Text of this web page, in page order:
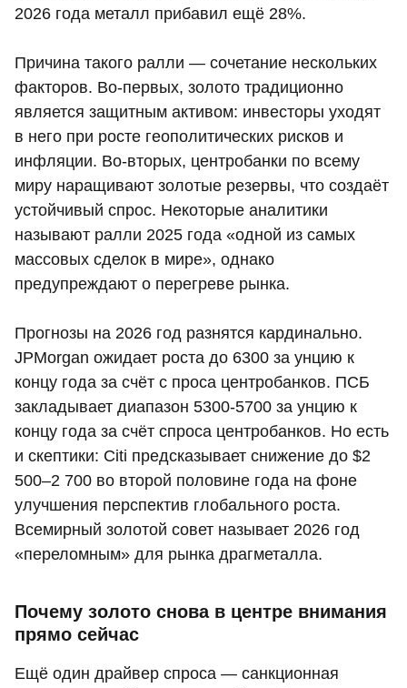
2026 года металл прибавил ещё 28%.
Причина такого ралли — сочетание нескольких
факторов. Во-первых, золото традиционно
является защитным активом: инвесторы уходят
в него при росте геополитических рисков и
инфляции. Во-вторых, центробанки по всему
миру наращивают золотые резервы, что создаёт
устойчивый спрос. Некоторые аналитики
называют ралли 2025 года «одной из самых
массовых сделок в мире», однако
предупреждают о перегреве рынка.
Прогнозы на 2026 год разнятся кардинально.
JPMorgan ожидает роста до 6300 за унцию к
концу года за счёт с проса центробанков. ПСБ
закладывает диапазон 5300-5700 за унцию к
концу года за счёт спроса центробанков. Но есть
и скептики: Citi предсказывает снижение до $2
500–2 700 во второй половине года на фоне
улучшения перспектив глобального роста.
Всемирный золотой совет называет 2026 год
«переломным» для рынка драгметалла.
Почему золото снова в центре внимания
прямо сейчас
Ещё один драйвер спроса — санкционная